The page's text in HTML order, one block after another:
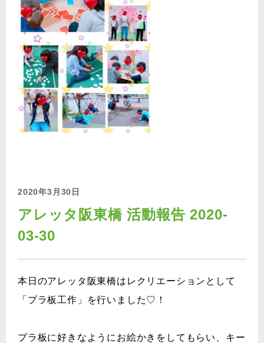
2020年3月30日
アレッタ阪東橋 活動報告 2020-
03-30
本日のアレッタ阪東橋はレクリエーションとして
「プラ板工作」を行いました♡！
プラ板に好きなようにお絵かきをしてもらい、キー